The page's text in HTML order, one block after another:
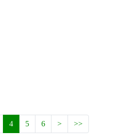
4 5 6 > >>